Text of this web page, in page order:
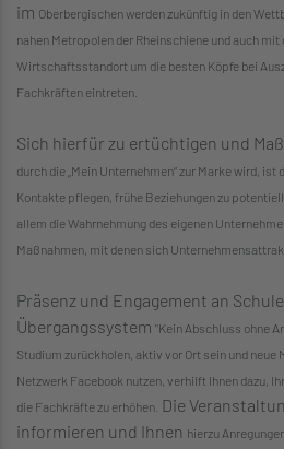
im Oberbergischen werden zukünftig in den
nahen Metropolen der Rheinschiene und auch mit
Wirtschaftsstandort um die besten Köpfe bei
Fachkräften eintreten.
Sich hierfür zu ertüchtigen und
durch die „Mein Unternehmen“ zur Marke wird, ist
Kontakte pflegen, frühe Beziehungen zu
allem die Wahrnehmung des eigenen
Maßnahmen, mit denen sich
Präsenz und Engagement an
Übergangssystem "Kein Abschluss ohne
Studium zurückholen, aktiv vor Ort sein und neue
Netzwerk Facebook nutzen, verhilft Ihnen dazu,
die Fachkräfte zu erhöhen. Die
informieren und Ihnen hierzu